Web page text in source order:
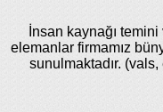
İnsan kaynağı
elemanlar firmamız
sunulmaktadır.